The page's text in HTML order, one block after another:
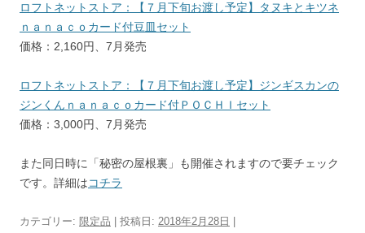
ロフトネットストア：【７月下旬お渡し予定】タヌキとキツネ
ｎａｎａｃｏカード付豆皿セット
価格：2,160円、7月発売
ロフトネットストア：【７月下旬お渡し予定】ジンギスカンの
ジンくんｎａｎａｃｏカード付ＰＯＣＨＩセット
価格：3,000円、7月発売
また同日時に「秘密の屋根裏」も開催されますので要チェック
です。詳細はコチラ
カテゴリー: 限定品 | 投稿日: 2018年2月28日